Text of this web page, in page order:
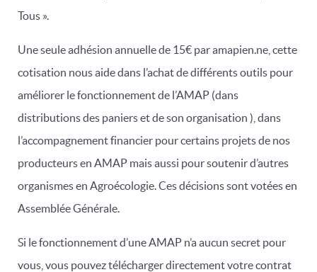
Tous ».
Une seule adhésion annuelle de 15€ par amapien.ne, cette
cotisation nous aide dans l’achat de différents outils pour
améliorer le fonctionnement de l’AMAP (dans
distributions des paniers et de son organisation ), dans
l’accompagnement financier pour certains projets de nos
producteurs en AMAP mais aussi pour soutenir d’autres
organismes en Agroécologie. Ces décisions sont votées en
Assemblée Générale.
Si le fonctionnement d’une AMAP n’a aucun secret pour
vous, vous pouvez télécharger directement votre contrat